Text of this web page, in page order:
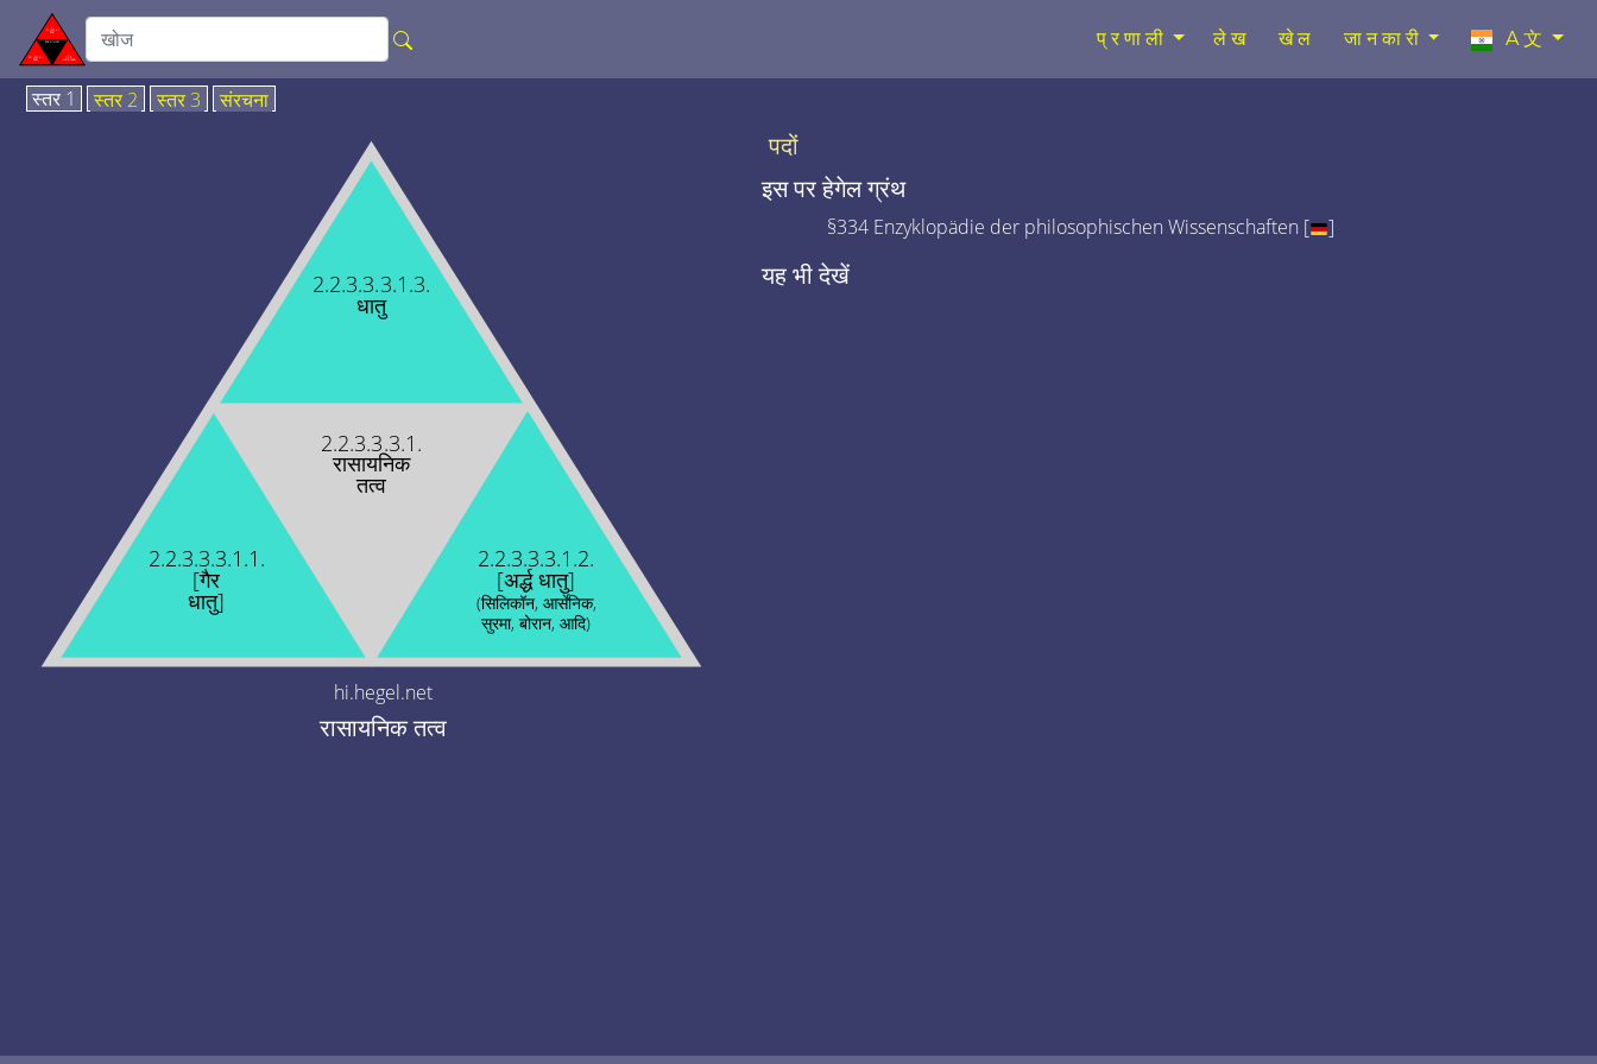
प्रणाली लेख खेल जानकारी A文
स्तर 1 स्तर 2 स्तर 3 संरचना
2.2.3.3.3.1.
रासायनिक
तत्व
2.2.3.3.3.1.1.
[गैर
धातु]
2.2.3.3.3.1.2.
[अर्द्ध धातु]
(सिलिकॉन, आर्सेनिक,
सुरमा, बोरान, आदि)
2.2.3.3.3.1.3.
धातु
hi.hegel.net
रासायनिक तत्व
पदों
इस पर हेगेल ग्रंथ
§334 Enzyklopädie der philosophischen Wissenschaften [ ]
यह भी देखें